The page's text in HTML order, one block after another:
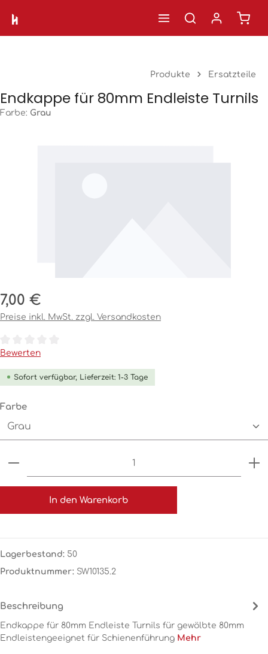
Zum Hauptinhalt springen
Produkte Ersatzteile
Endkappe für 80mm Endleiste Turnils
Farbe: Grau
Regulärer Preis:
7,00 €
Preise inkl. MwSt. zzgl. Versandkosten
Durchschnittliche Bewertung von 0 von 5 Sternen
Bewerten
Sofort verfügbar, Lieferzeit: 1-3 Tage
Farbeauswählen
Produkt Anzahl: Gib den gewünschten Wert
In den Warenkorb
Lagerbestand: 50
Produktnummer: SW10135.2
Beschreibung
Endkappe für 80mm Endleiste Turnils für gewölbte 80mm
Endleistengeeignet für Schienenführung Mehr